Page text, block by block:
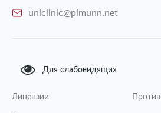
uniclinic@pimunn.net
Для слабовидящих
Лицензии